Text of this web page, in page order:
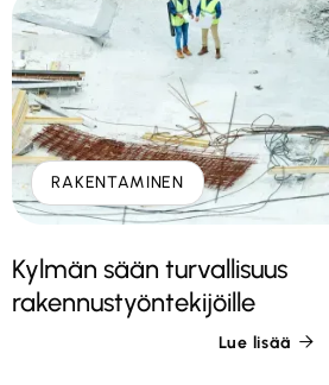
RAKENTAMINEN
Kylmän sään turvallisuus
rakennustyöntekijöille
Lue lisää 